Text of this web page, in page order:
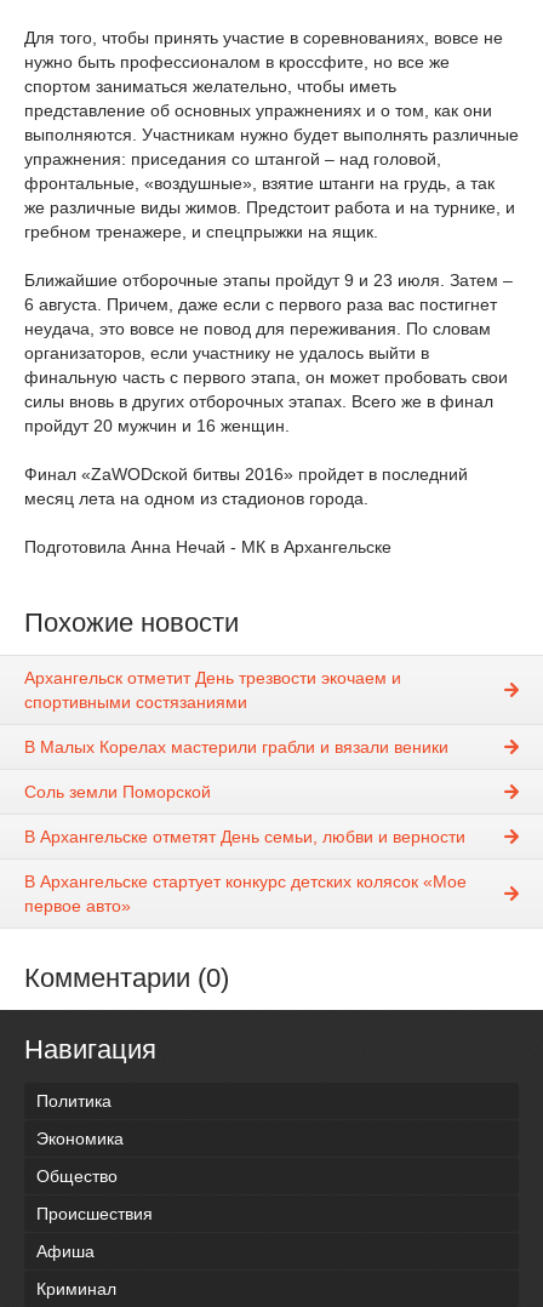
Для того, чтобы принять участие в соревнованиях, вовсе не
нужно быть профессионалом в кроссфите, но все же
спортом заниматься желательно, чтобы иметь
представление об основных упражнениях и о том, как они
выполняются. Участникам нужно будет выполнять различные
упражнения: приседания со штангой – над головой,
фронтальные, «воздушные», взятие штанги на грудь, а так
же различные виды жимов. Предстоит работа и на турнике, и
гребном тренажере, и спецпрыжки на ящик.
Ближайшие отборочные этапы пройдут 9 и 23 июля. Затем –
6 августа. Причем, даже если с первого раза вас постигнет
неудача, это вовсе не повод для переживания. По словам
организаторов, если участнику не удалось выйти в
финальную часть с первого этапа, он может пробовать свои
силы вновь в других отборочных этапах. Всего же в финал
пройдут 20 мужчин и 16 женщин.
Финал «ZaWODской битвы 2016» пройдет в последний
месяц лета на одном из стадионов города.
Подготовила Анна Нечай - МК в Архангельске
Похожие новости
Архангельск отметит День трезвости экочаем и
спортивными состязаниями
В Малых Корелах мастерили грабли и вязали веники
Соль земли Поморской
В Архангельске отметят День семьи, любви и верности
В Архангельске стартует конкурс детских колясок «Мое
первое авто»
Комментарии (0)
Навигация
Политика
Экономика
Общество
Происшествия
Афиша
Криминал